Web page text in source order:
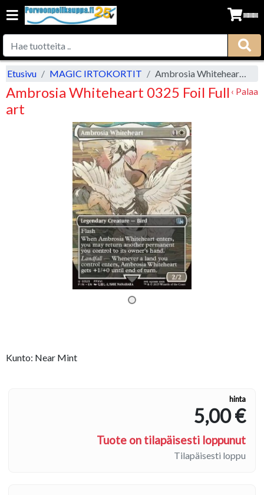
Etusivu MAGIC IRTOKORTIT Ambrosia Whiteheart 0325 Foil Full art
Ambrosia Whiteheart 0325 Foil Full
art
‹ Palaa
Kunto: Near Mint
hinta
5,00 €
Tuote on tilapäisesti loppunut
Tilapäisesti loppu